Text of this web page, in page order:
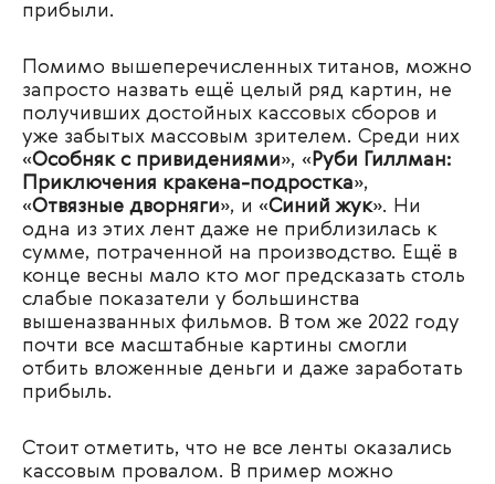
прибыли.
Помимо вышеперечисленных титанов, можно
запросто назвать ещё целый ряд картин, не
получивших достойных кассовых сборов и
уже забытых массовым зрителем. Среди них
«Особняк с привидениями», « Руби Гиллман:
Приключения кракена-подростка»,
«Отвязные дворняги», и «Синий жук». Ни
одна из этих лент даже не приблизилась к
сумме, потраченной на производство. Ещё в
конце весны мало кто мог предсказать столь
слабые показатели у большинства
вышеназванных фильмов. В том же 2022 году
почти все масштабные картины смогли
отбить вложенные деньги и даже заработать
прибыль.
Стоит отметить, что не все ленты оказались
кассовым провалом. В пример можно